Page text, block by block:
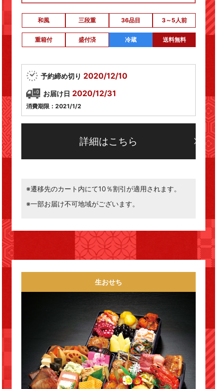
和風 三段重 36品目 3～5人前
重箱付 盛付済 冷蔵 送料無料
予約締め切り 2020/12/10
お届け日 2020/12/31
消費期限：2021/1/2
詳細はこちら
※遷移先のカート内にて10％割引が適用されます。
※一部お届け不可地域がございます。
生おせち